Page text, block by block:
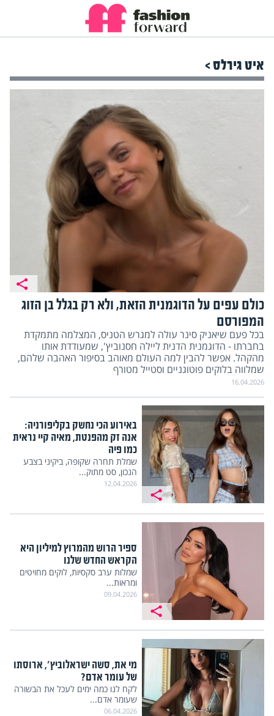
איט גירלס >
כולם עפים על הדוגמנית הזאת, ולא רק בגלל בן הזוג
המפורסם
בכל פעם שיאניק סינר עולה למגרש הטניס, המצלמה מתמקדת
בחברתו - הדוגמנית הדנית ליילה חסנוביץ', שמעודדת אותו
מהקהל. אפשר להבין למה העולם מאוהב בסיפור האהבה שלהם,
שמלווה בלוקים פוטוגניים וסטייל מטורף
16.04.2026
באירוע הכי נחשק בקליפורניה:
אנה זק מהפנטת, מאיה קיי נראית
כמו פיה
שמלת תחרה שקופה, ביקיני בצבע
הנכון, סט מתוק...
12.04.2026
ספיר הרוש מהמרוץ למיליון היא
הקראש החדש שלנו
שמלות ערב סקסיות, לוקים מחויטים
ומראות...
09.04.2026
מי את, סשה ישראלוביץ', ארוסתו
של עומר אדם?
לקח לנו כמה ימים לעכל את הבשורה
שעומר אדם...
06.04.2026